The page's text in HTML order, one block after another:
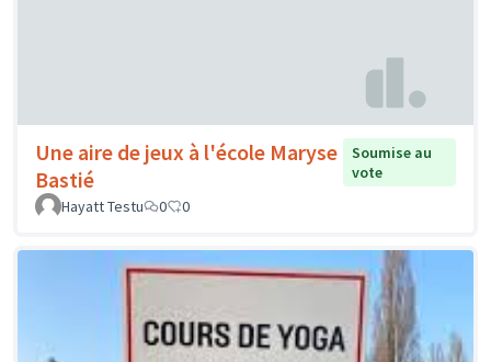
Une aire de jeux à l'école Maryse
Bastié
Soumise au
vote
Hayatt Testu
0 0